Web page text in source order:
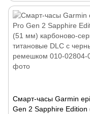
камня
Смарт-часы Garmin
Gen 2 Sapphire Edition